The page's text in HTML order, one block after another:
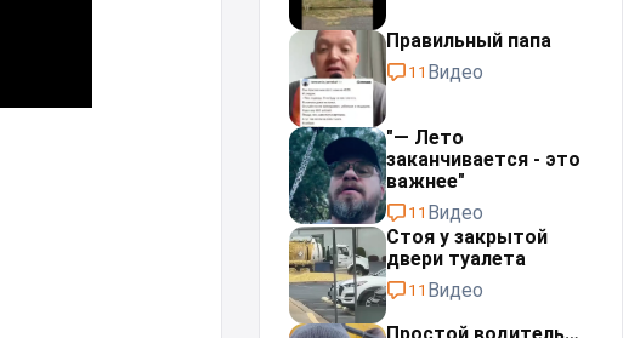
Правильный папа
11 Видео
"— Лето
заканчивается - это
важнее"
11 Видео
Стоя у закрытой
двери туалета
11 Видео